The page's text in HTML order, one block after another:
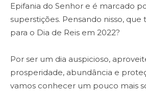
Epifania do Senhor e é marcado
superstições. Pensando nisso, que
para o Dia de Reis em 2022?
Por ser um dia auspicioso,
prosperidade, abundância e
vamos conhecer um pouco mais